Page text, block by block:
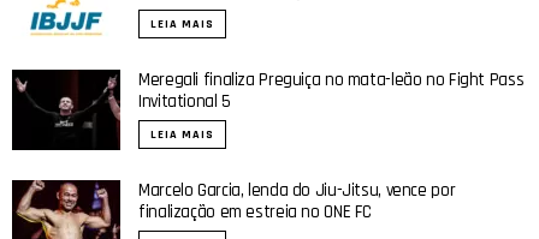
LEIA MAIS
Meregali finaliza Preguiça no mata-leão no Fight Pass
Invitational 5
LEIA MAIS
Marcelo Garcia, lenda do Jiu-Jitsu, vence por
finalização em estreia no ONE FC